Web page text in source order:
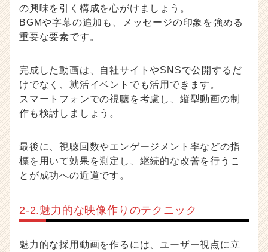
の興味を引く構成を心がけましょう。
BGMや字幕の追加も、メッセージの印象を強める
重要な要素です。
完成した動画は、自社サイトやSNSで公開するだ
けでなく、就活イベントでも活用できます。
スマートフォンでの視聴を考慮し、縦型動画の制
作も検討しましょう。
最後に、視聴回数やエンゲージメント率などの指
標を用いて効果を測定し、継続的な改善を行うこ
とが成功への近道です。
2-2.魅力的な映像作りのテクニック
魅力的な採用動画を作るには、ユーザー視点に立